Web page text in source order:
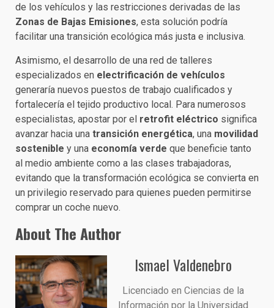
de los vehículos y las restricciones derivadas de las
Zonas de Bajas Emisiones, esta solución podría
facilitar una transición ecológica más justa e inclusiva.
Asimismo, el desarrollo de una red de talleres
especializados en electrificación de vehículos
generaría nuevos puestos de trabajo cualificados y
fortalecería el tejido productivo local. Para numerosos
especialistas, apostar por el retrofit eléctrico significa
avanzar hacia una transición energética, una movilidad
sostenible y una economía verde que beneficie tanto
al medio ambiente como a las clases trabajadoras,
evitando que la transformación ecológica se convierta en
un privilegio reservado para quienes pueden permitirse
comprar un coche nuevo.
About The Author
Ismael Valdenebro
Licenciado en Ciencias de la
Información por la Universidad